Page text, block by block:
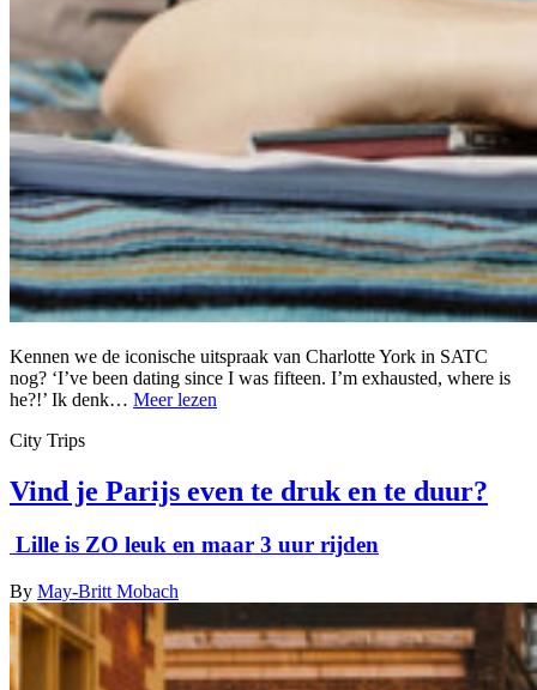
Kennen we de iconische uitspraak van Charlotte York in SATC
nog? ‘I’ve been dating since I was fifteen. I’m exhausted, where is
he?!’ Ik denk… Meer lezen
City Trips
Vind je Parijs even te druk en te duur?
Lille is ZO leuk en maar 3 uur rijden
By May-Britt Mobach